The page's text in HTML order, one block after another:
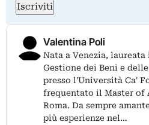
Iscriviti
Valentina Poli
Nata a Venezia,
Gestione dei Beni e
presso l'Università Ca'
frequentato il Master of
Roma. Da sempre
più esperienze nel…